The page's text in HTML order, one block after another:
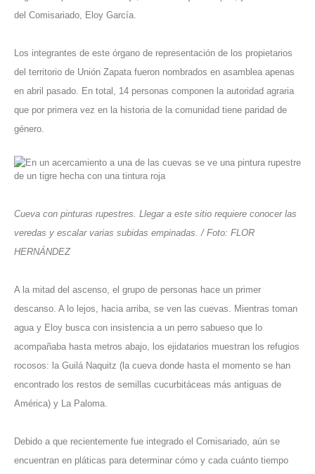
del Comisariado, Eloy García.
Los integrantes de este órgano de representación de los propietarios
del territorio de Unión Zapata fueron nombrados en asamblea apenas
en abril pasado. En total, 14 personas componen la autoridad agraria
que por primera vez en la historia de la comunidad tiene paridad de
género.
Cueva con pinturas rupestres. Llegar a este sitio requiere conocer las
veredas y escalar varias subidas empinadas. / Foto: FLOR
HERNÁNDEZ
A la mitad del ascenso, el grupo de personas hace un primer
descanso. A lo lejos, hacia arriba, se ven las cuevas. Mientras toman
agua y Eloy busca con insistencia a un perro sabueso que lo
acompañaba hasta metros abajo, los ejidatarios muestran los refugios
rocosos: la Guilá Naquitz (la cueva donde hasta el momento se han
encontrado los restos de semillas cucurbitáceas más antiguas de
América) y La Paloma.
Debido a que recientemente fue integrado el Comisariado, aún se
encuentran en pláticas para determinar cómo y cada cuánto tiempo